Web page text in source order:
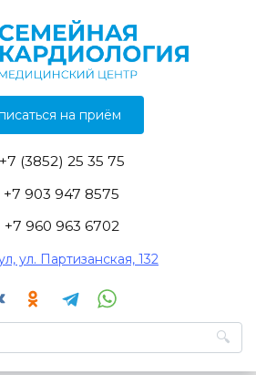
на приём
+7 (3852) 25 35 75
+7 903 947 8575
+7 960 963 6702
ул. Партизанская, 132